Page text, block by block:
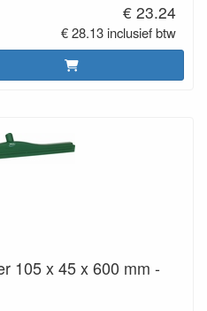
€ 23.24
€ 28.13 inclusief btw
105 x 45 x 600 mm -